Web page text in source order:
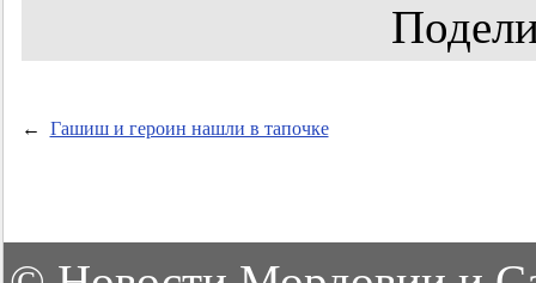
← Гашиш и героин нашли в тапочке